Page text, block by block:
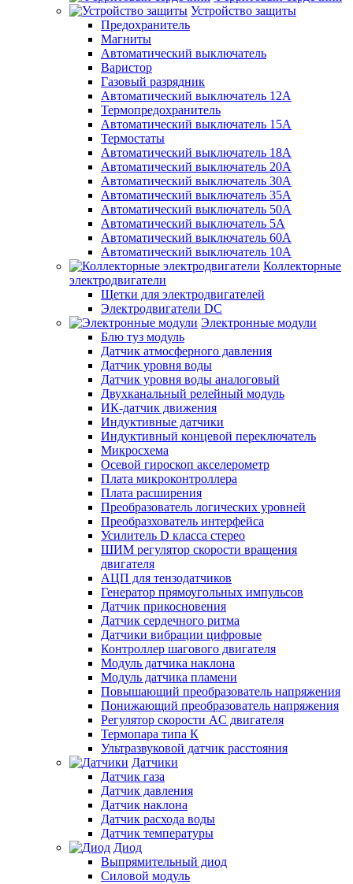
Устройство защиты
Предохранитель
Магниты
Автоматический выключатель
Варистор
Газовый разрядник
Автоматический выключатель 12А
Термопредохранитель
Автоматический выключатель 15А
Термостаты
Автоматический выключатель 18А
Автоматический выключатель 20А
Автоматический выключатель 30А
Автоматический выключатель 35А
Автоматический выключатель 50А
Автоматический выключатель 5А
Автоматический выключатель 60А
Автоматический выключатель 10А
Коллекторные
электродвигатели
Щетки для электродвигателей
Электродвигатели DC
Электронные модули
Блю туз модуль
Датчик атмосферного давления
Датчик уровня воды
Датчик уровня воды аналоговый
Двухканальный релейный модуль
ИК-датчик движения
Индуктивные датчики
Индуктивный концевой переключатель
Микросхема
Осевой гироскоп акселерометр
Плата микроконтроллера
Плата расширения
Преобразователь логических уровней
Преобразхователь интерфейса
Усилитель D класса стерео
ШИМ регулятор скорости вращения
двигателя
АЦП для тензодатчиков
Генератор прямоугольных импульсов
Датчик прикосновения
Датчик сердечного ритма
Датчики вибрации цифровые
Контроллер шагового двигателя
Модуль датчика наклона
Модуль датчика пламени
Повышающий преобразователь напряжения
Понижающий преобразователь напряжения
Регулятор скорости AC двигателя
Термопара типа К
Ультразвуковой датчик расстояния
Датчики
Датчик газа
Датчик давления
Датчик наклона
Датчик расхода воды
Датчик температуры
Диод
Выпрямительный диод
Силовой модуль